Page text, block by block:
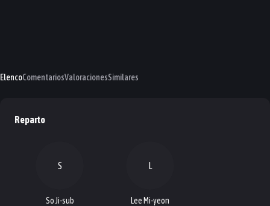
ElencoComentariosValoracionesSimilares
Reparto
S
So Ji-sub
L
Lee Mi-yeon